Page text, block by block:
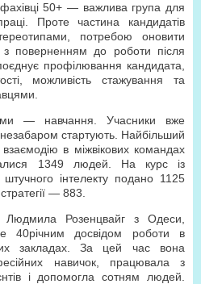
50+ — важлива група для
Проте частина кандидатів
потребою оновити
поверненням до роботи після
профілювання кандидата,
можливість стажування та
— навчання. Учасники вже
стартують. Найбільший
в міжвікових командах
1349 людей. На курс із
інтелекту подано 1125
— 883.
Розенцвайг з Одеси,
40­річним досвідом роботи в
закладах. За цей час вона
навичок, працювала з
і допомогла сотням людей.